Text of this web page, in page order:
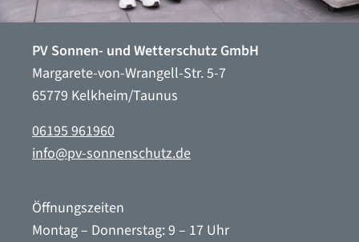
PV Sonnen- und Wetterschutz GmbH
Margarete-von-Wrangell-Str. 5-7
65779 Kelkheim/Taunus
06195 961960
info@pv-sonnenschutz.de
Öffnungszeiten
Montag – Donnerstag: 9 – 17 Uhr